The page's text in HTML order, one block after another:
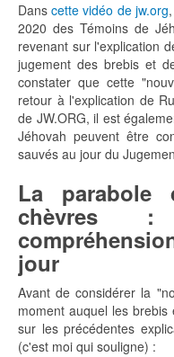
Danscette vidéo de jw.org
2020 des Témoins de
revenant sur l'explication
jugement des brebis et
constater que cette
retour à l'explication de
de JW.ORG, il est
Jéhovah peuvent être
sauvés au jour du
La
chèvres :
jour
Avant de considérer la
moment auquel les
sur les précédentes
(c'est moi qui souligne) :